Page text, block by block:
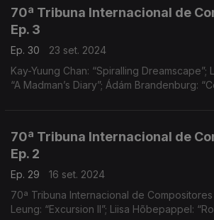
70ª Tribuna Internacional de
Ep. 3
Ep. 30
23 set. 2024
Kay-Yuung Chan: “Spiralling Dreamscape”;
“A Madman’s Diary”; Ádám Brandenburg:
70ª Tribuna Internacional de
Ep. 2
Ep. 29
16 set. 2024
70ª Tribuna Internacional de
Leung: “Excursion II”; Liisa Hõbepappel: